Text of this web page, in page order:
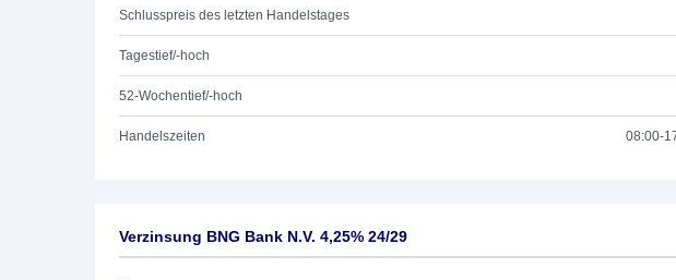
Schlusspreis des letzten Handelstages
Tagestief/-hoch
52-Wochentief/-hoch
Handelszeiten 08:00-
Verzinsung BNG Bank N.V. 4,25% 24/29